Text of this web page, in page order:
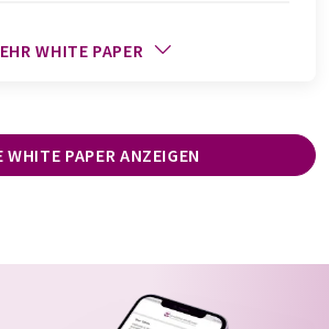
WHITE PAPER
WHITE PAPER ANZEIGEN